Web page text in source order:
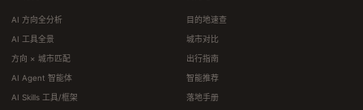
AI 方向全分析
AI 工具全景
方向 × 城市匹配
AI Agent 智能体
AI Skills 工具/框架
目的地速查
城市对比
出行指南
智能推荐
落地手册